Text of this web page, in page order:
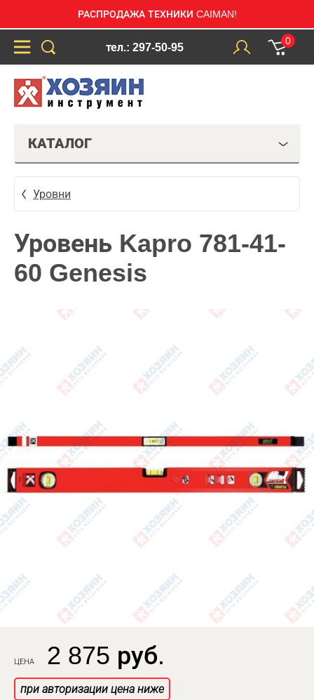
РАСПРОДАЖА ТЕХНИКИ CAIMAN!
тел.: 297-50-95
0
КАТАЛОГ
Уровни
Уровень Kapro 781-41-
60 Genesis
ЦЕНА 2 875 руб.
при авторизации цена ниже